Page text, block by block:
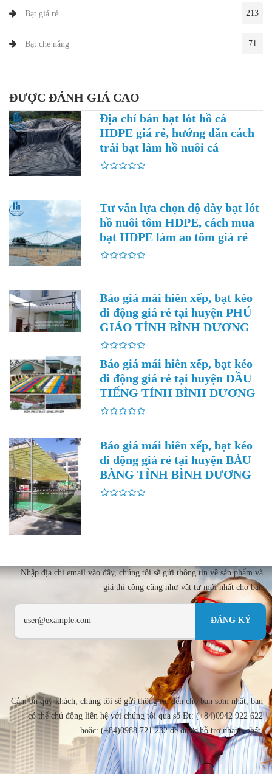
Bạt giá rẻ 213
Bạt che nắng 71
ĐƯỢC ĐÁNH GIÁ CAO
Địa chỉ bán bạt lót hồ cá
HDPE giá rẻ, hướng dẫn cách
trải bạt làm hồ nuôi cá
Tư vấn lựa chọn độ dày bạt lót
hồ nuôi tôm HDPE, cách mua
bạt HDPE làm ao tôm giá rẻ
Báo giá mái hiên xếp, bạt kéo
di động giá rẻ tại huyện PHÚ
GIÁO TỈNH BÌNH DƯƠNG
Báo giá mái hiên xếp, bạt kéo
di động giá rẻ tại huyện DẦU
TIẾNG TỈNH BÌNH DƯƠNG
Báo giá mái hiên xếp, bạt kéo
di động giá rẻ tại huyện BÀU
BÀNG TỈNH BÌNH DƯƠNG
Nhập địa chi email vào đây, chúng tôi sẽ gửi thông tin về sản phẩm và
giá thi công cũng như vật tư mới nhất cho bạn
Cảm ơn quý khách, chúng tôi sẽ gửi thông tin đến cho bạn sớm nhất, bạn
có thể chủ động liên hệ với chúng tôi qua số Đt: (+84)0942 922 622
hoặc: (+84)0988.721.232 để được hỗ trợ nhanh nhất.